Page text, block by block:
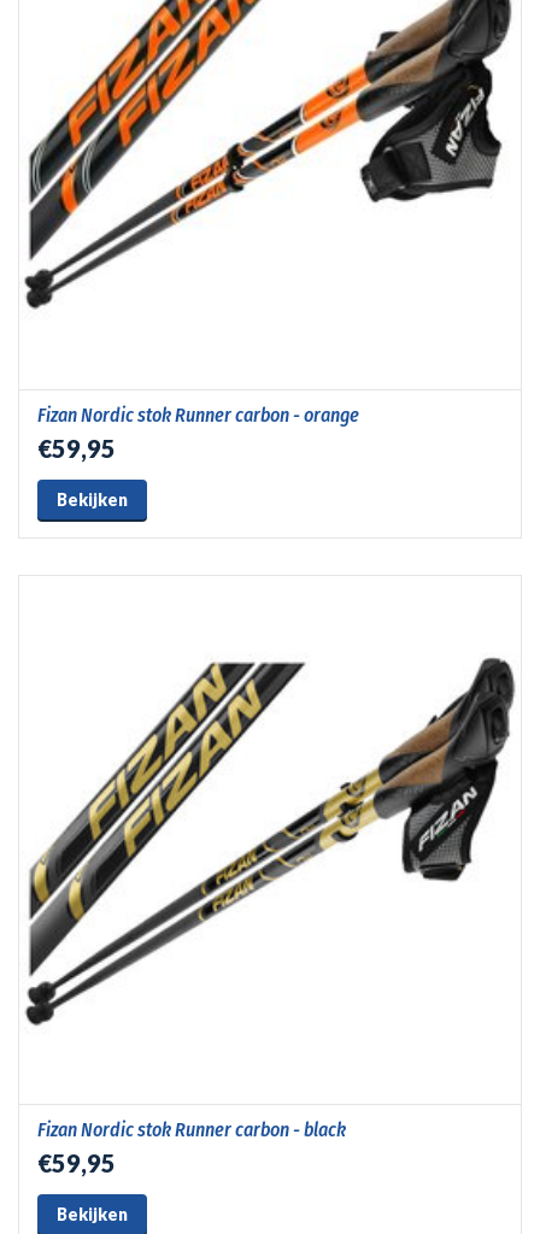
Fizan Nordic stok Runner carbon - orange
€59,95
Bekijken
Fizan Nordic stok Runner carbon - black
€59,95
Bekijken